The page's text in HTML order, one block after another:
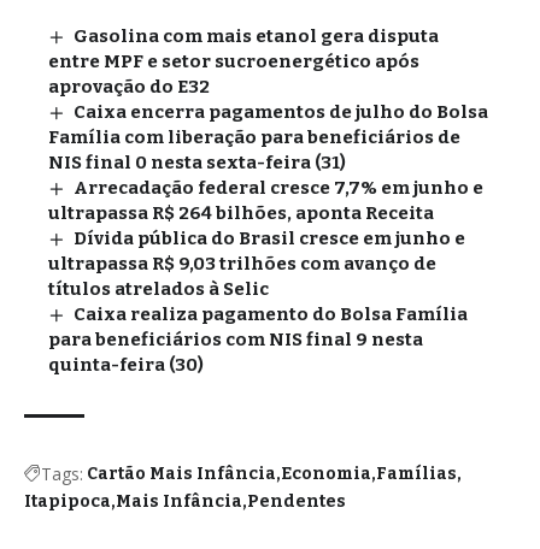
Gasolina com mais etanol gera disputa
entre MPF e setor sucroenergético após
aprovação do E32
Caixa encerra pagamentos de julho do Bolsa
Família com liberação para beneficiários de
NIS final 0 nesta sexta-feira (31)
Arrecadação federal cresce 7,7% em junho e
ultrapassa R$ 264 bilhões, aponta Receita
Dívida pública do Brasil cresce em junho e
ultrapassa R$ 9,03 trilhões com avanço de
títulos atrelados à Selic
Caixa realiza pagamento do Bolsa Família
para beneficiários com NIS final 9 nesta
quinta-feira (30)
Tags: Cartão Mais Infância Economia Famílias
Itapipoca Mais Infância Pendentes